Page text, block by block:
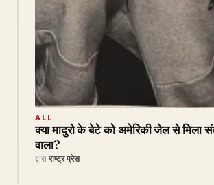
ALL
क्या मादुरो के बेटे को अमेरिकी जेल से
वाला?
द्वारा राष्ट्र प्रेस